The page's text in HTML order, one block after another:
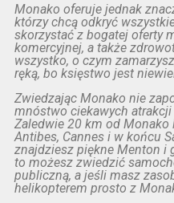
Monako oferuje jednak
którzy chcą odkryć
skorzystać z bogatej oferty
komercyjnej, a także
wszystko, o czym
ręką, bo księstwo jest
Zwiedzając Monako nie
mnóstwo ciekawych atrakcji
Zaledwie 20 km od Monako
Antibes, Cannes i w końcu
znajdziesz piękne Menton i
to możesz zwiedzić
publiczną, a jeśli masz
helikopterem prosto z